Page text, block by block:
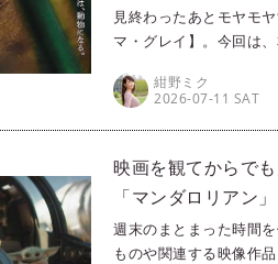
File.071】
見終わったあとモヤモ
マ・グレイ】。今回は
す！（文：紺野ミク）
紺野ミク
2026-07-11 SAT
映画を観てからで
「マンダロリアン
週末のまとまった時間
ものや関連する映像作